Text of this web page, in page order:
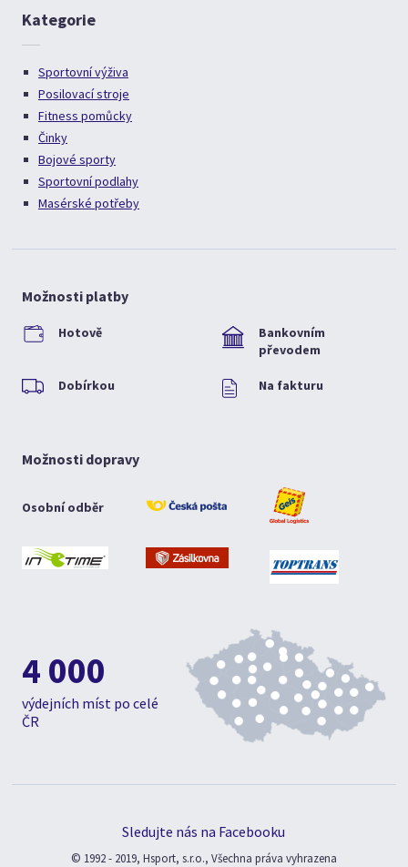
Kategorie
Sportovní výživa
Posilovací stroje
Fitness pomůcky
Činky
Bojové sporty
Sportovní podlahy
Masérské potřeby
Možnosti platby
Hotově
Bankovním
převodem
Dobírkou Na fakturu
Možnosti dopravy
Osobní odběr
4 000
výdejních míst po celé
ČR
Sledujte nás na Facebooku
© 1992 - 2019, Hsport, s.r.o., Všechna práva vyhrazena